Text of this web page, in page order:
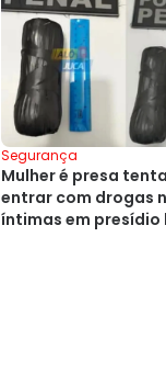
Segurança
Mulher é presa
entrar com drogas
íntimas em presídio